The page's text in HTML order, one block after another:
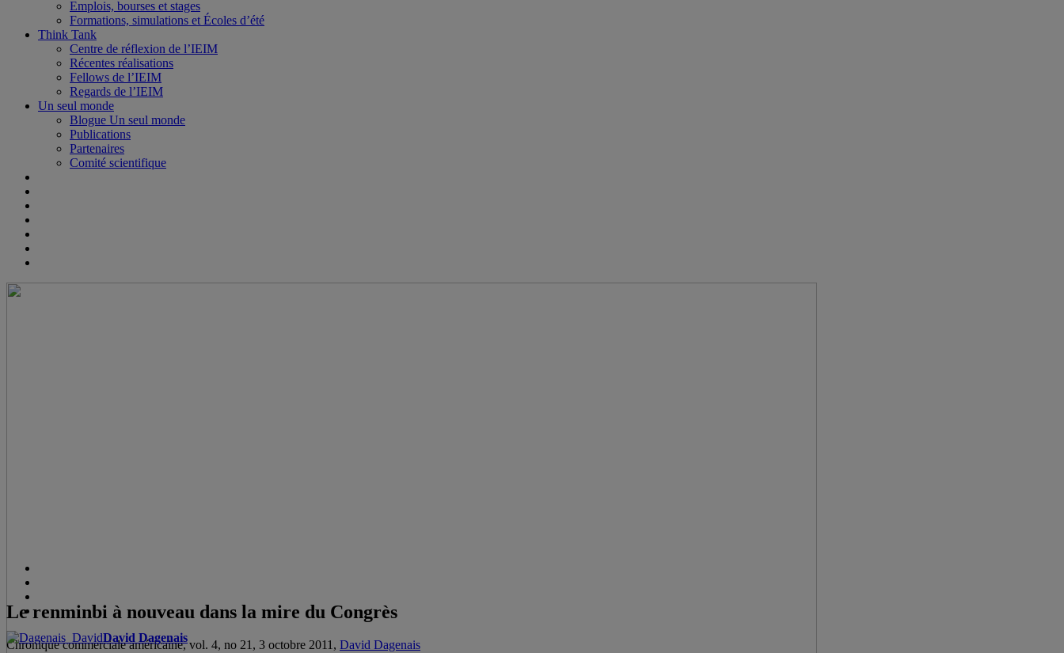
Emplois, bourses et stages
Formations, simulations et Écoles d’été
Think Tank
Centre de réflexion de l’IEIM
Récentes réalisations
Fellows de l’IEIM
Regards de l’IEIM
Un seul monde
Blogue Un seul monde
Publications
Partenaires
Comité scientifique
Le renminbi à nouveau dans la mire du Congrès
Chronique commerciale américaine, vol. 4, no 21, 3 octobre 2011, David Dagenais
David Dagenais